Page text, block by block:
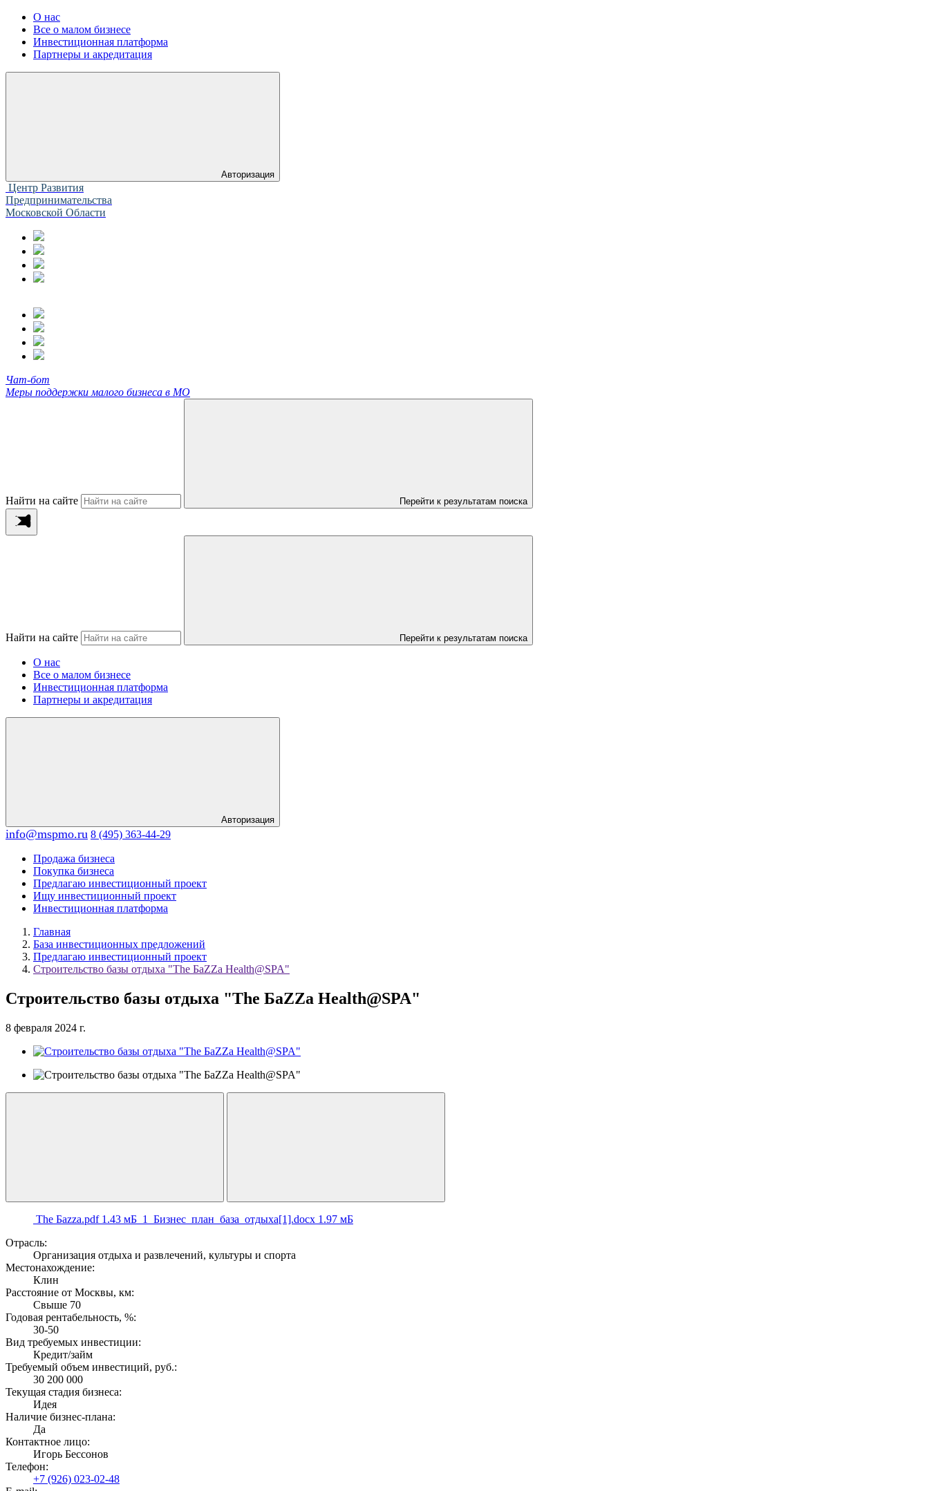
О нас
Все о малом бизнесе
Инвестиционная платформа
Партнеры и акредитация
Авторизация
Центр Развития
Предпринимательства
Московской Области
Чат-бот
Меры поддержки малого бизнеса в МО
Найти на сайте Перейти к результатам поиска
Найти на сайте Перейти к результатам поиска
О нас
Все о малом бизнесе
Инвестиционная платформа
Партнеры и акредитация
Авторизация
info@mspmo.ru 8 (495) 363-44-29
Продажа бизнеса
Покупка бизнеса
Предлагаю инвестиционный проект
Ищу инвестиционный проект
Инвестиционная платформа
Главная
База инвестиционных предложений
Предлагаю инвестиционный проект
Строительство базы отдыха "The БaZZa Health@SPA"
Строительство базы отдыха "The БaZZa Health@SPA"
8 февраля 2024 г.
The Баzzа.pdf 1.43 мБ 1_Бизнес_план_база_отдыха[1].docx 1.97 мБ
Отрасль:
Организация отдыха и развлечений, культуры и спорта
Местонахождение:
Клин
Расстояние от Москвы, км:
Свыше 70
Годовая рентабельность, %:
30-50
Вид требуемых инвестиции:
Кредит/займ
Требуемый объем инвестиций, руб.:
30 200 000
Текущая стадия бизнеса:
Идея
Наличие бизнес-плана:
Да
Контактное лицо:
Игорь Бессонов
Телефон:
+7 (926) 023-02-48